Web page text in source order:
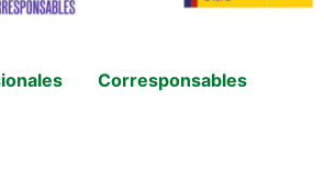
Corresponsables